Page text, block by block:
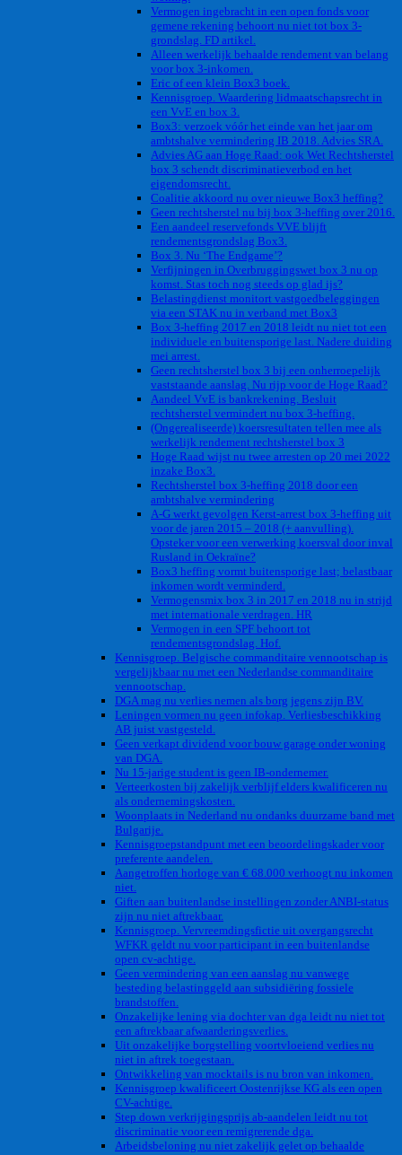
Vermogen ingebracht in een open fonds voor
gemene rekening behoort nu niet tot box 3-
grondslag. FD artikel.
Alleen werkelijk behaalde rendement van belang
voor box 3-inkomen.
Eric of een klein Box3 boek.
Kennisgroep. Waardering lidmaatschapsrecht in
een VvE en box 3.
Box3: verzoek vóór het einde van het jaar om
ambtshalve vermindering IB 2018. Advies SRA.
Advies AG aan Hoge Raad: ook Wet Rechtsherstel
box 3 schendt discriminatieverbod en het
eigendomsrecht.
Coalitie akkoord nu over nieuwe Box3 heffing?
Geen rechtsherstel nu bij box 3-heffing over 2016.
Een aandeel reservefonds VVE blijft
rendementsgrondslag Box3.
Box 3. Nu ‘The Endgame’?
Verfijningen in Overbruggingswet box 3 nu op
komst. Stas toch nog steeds op glad ijs?
Belastingdienst monitort vastgoedbeleggingen
via een STAK nu in verband met Box3
Box 3-heffing 2017 en 2018 leidt nu niet tot een
individuele en buitensporige last. Nadere duiding
mei arrest.
Geen rechtsherstel box 3 bij een onherroepelijk
vaststaande aanslag. Nu rijp voor de Hoge Raad?
Aandeel VvE is bankrekening. Besluit
rechtsherstel vermindert nu box 3-heffing.
(Ongerealiseerde) koersresultaten tellen mee als
werkelijk rendement rechtsherstel box 3
Hoge Raad wijst nu twee arresten op 20 mei 2022
inzake Box3.
Rechtsherstel box 3-heffing 2018 door een
ambtshalve vermindering
A-G werkt gevolgen Kerst-arrest box 3-heffing uit
voor de jaren 2015 – 2018 (+ aanvulling).
Opsteker voor een verwerking koersval door inval
Rusland in Oekraïne?
Box3 heffing vormt buitensporige last; belastbaar
inkomen wordt verminderd.
Vermogensmix box 3 in 2017 en 2018 nu in strijd
met internationale verdragen. HR
Vermogen in een SPF behoort tot
rendementsgrondslag. Hof.
Kennisgroep. Belgische commanditaire vennootschap is
vergelijkbaar nu met een Nederlandse commanditaire
vennootschap.
DGA mag nu verlies nemen als borg jegens zijn BV.
Leningen vormen nu geen infokap. Verliesbeschikking
AB juist vastgesteld.
Geen verkapt dividend voor bouw garage onder woning
van DGA.
Nu 15-jarige student is geen IB-ondernemer.
Verteerkosten bij zakelijk verblijf elders kwalificeren nu
als ondernemingskosten.
Woonplaats in Nederland nu ondanks duurzame band met
Bulgarije.
Kennisgroepstandpunt met een beoordelingskader voor
preferente aandelen.
Aangetroffen horloge van € 68.000 verhoogt nu inkomen
niet.
Giften aan buitenlandse instellingen zonder ANBI-status
zijn nu niet aftrekbaar.
Kennisgroep. Vervreemdingsfictie uit overgangsrecht
WFKR geldt nu voor participant in een buitenlandse
open cv-achtige.
Geen vermindering van een aanslag nu vanwege
besteding belastinggeld aan subsidiëring fossiele
brandstoffen.
Onzakelijke lening via dochter van dga leidt nu niet tot
een aftrekbaar afwaarderingsverlies.
Uit onzakelijke borgstelling voortvloeiend verlies nu
niet in aftrek toegestaan.
Ontwikkeling van mocktails is nu bron van inkomen.
Kennisgroep kwalificeert Oostenrijkse KG als een open
CV-achtige.
Step down verkrijgingsprijs ab-aandelen leidt nu tot
discriminatie voor een remigrerende dga.
Arbeidsbeloning nu niet zakelijk gelet op behaalde